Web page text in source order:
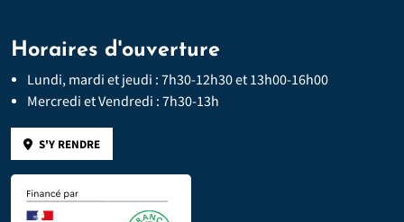
Horaires d'ouverture
Lundi, mardi et jeudi : 7h30-12h30 et 13h00-16h00
Mercredi et Vendredi : 7h30-13h
S'Y RENDRE